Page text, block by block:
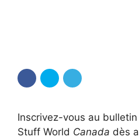
Inscrivez-vous au bulletin
Stuff World Canada dès